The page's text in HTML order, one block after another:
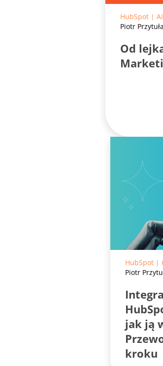
HubSpot AI
Piotr Przytuła
Od
HubSpot
Piotr
jak ją
kroku